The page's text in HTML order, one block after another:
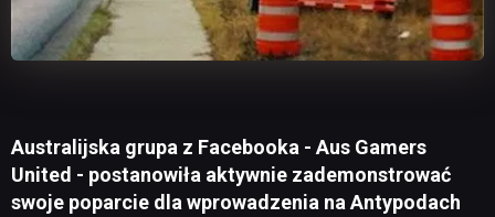
Australijska grupa z Facebooka - Aus Gamers
United - postanowiła aktywnie zademonstrować
swoje poparcie dla wprowadzenia na Antypodach